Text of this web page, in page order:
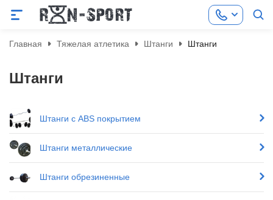
Главная Тяжелая атлетика Штанги Штанги
Штанги
Штанги с ABS покрытием
Штанги металлические
Штанги обрезиненные